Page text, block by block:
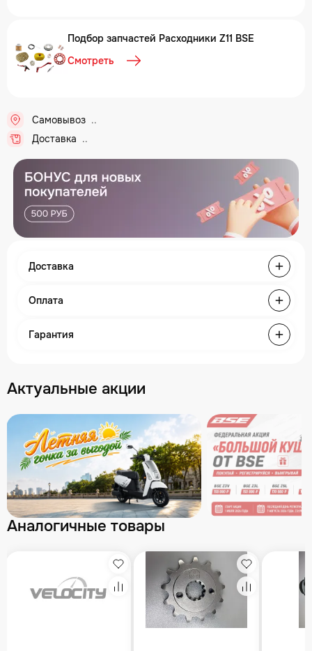
Самовывоз ...
Доставка ...
Подбор запчастей Расходники Z11 BSE
Смотреть
Доставка
Оплата
Гарантия
Актуальные акции
Аналогичные товары
Избранное
Сравнение
Избранное
Сравнение